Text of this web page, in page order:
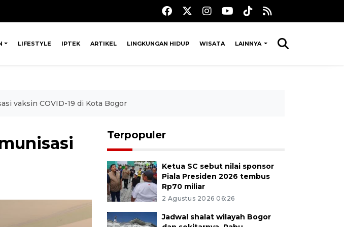
LIFESTYLE IPTEK ARTIKEL LINGKUNGAN HIDUP WISATA LAINNYA
vaksin COVID-19 di Kota Bogor
Terpopuler
Ketua SC sebut nilai sponsor
Piala Presiden 2026 tembus
Rp70 miliar
2 Agustus 2026 06:26
Jadwal shalat wilayah Bogor